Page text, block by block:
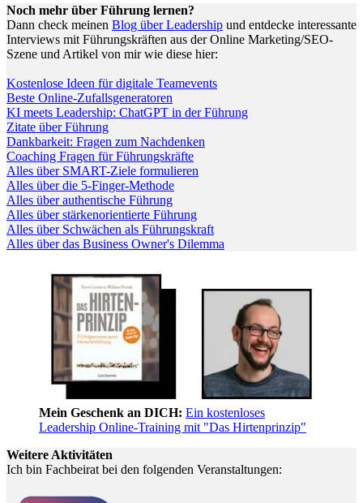
Noch mehr über Führung lernen?
Dann check meinen Blog über Leadership und entdecke interessante
Interviews mit Führungskräften aus der Online Marketing/SEO-
Szene und Artikel von mir wie diese hier:
Kostenlose Ideen für digitale Teamevents
Beste Online-Zufallsgeneratoren
KI meets Leadership: ChatGPT in der Führung
Zitate über Führung
Dankbarkeit: Fragen zum Nachdenken
Coaching Fragen für Führungskräfte
Alles über SMART-Ziele formulieren
Alles über die 5-Finger-Methode
Alles über authentische Führung
Alles über stärkenorientierte Führung
Alles über Schwächen als Führungskraft
Alles über das Business Owner's Dilemma
Mein Geschenk an DICH: Ein kostenloses
Leadership Online-Training mit "Das Hirtenprinzip"
Weitere Aktivitäten
Ich bin Fachbeirat bei den folgenden Veranstaltungen: